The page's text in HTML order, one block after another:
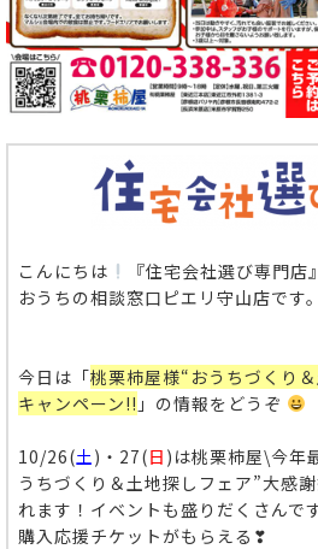
こんにちは
『住宅会社選び専門店』
おうちの相談窓口ピエリ守山店です。
今日は「桃栗柿屋様“おうちづくり
キャンペーン!! 」の情報をどうぞ
10/26(土 )・27(日 )は桃栗柿屋\今年
うちづくり＆土地探しフェア”大感
れます！イベントも盛りだくさんで
購入応援チケットがもらえる❣